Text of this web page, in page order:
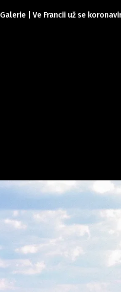
Galerie | Ve Francii už se